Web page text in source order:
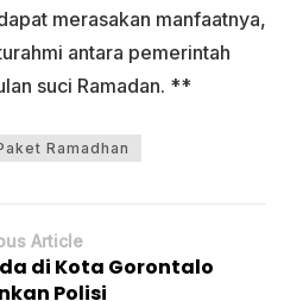
merasakan manfaatnya,
antara pemerintah
suci Ramadan. **
Ramadhan
Article
di Kota Gorontalo
Polisi